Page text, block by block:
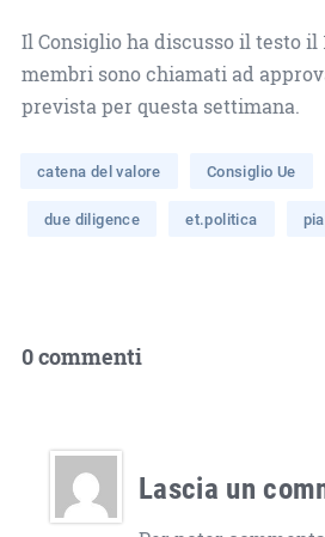
Il Consiglio ha discusso il testo il
membri sono chiamati ad
prevista per questa settimana.
catena del valore Consiglio Ue
due diligence et.politica
0 commenti
Lascia un